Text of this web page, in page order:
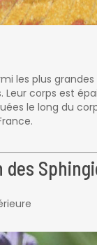
les plus
Leur corps est
le long du